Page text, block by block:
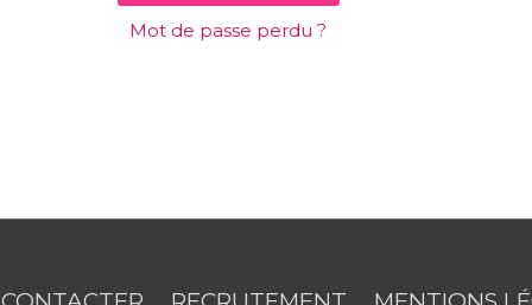
Mot de passe perdu ?